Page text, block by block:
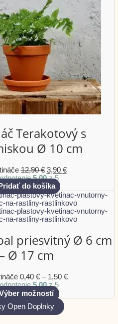
Terakotový s
Ø 10 cm
12,90€ 3,90 €
5.00z 5
Pridať do košíka
priesvitný Ø 6 cm
– Ø 17 cm
0,40 € – 1,50 €
5.00z 5
možností
Open Doplnky